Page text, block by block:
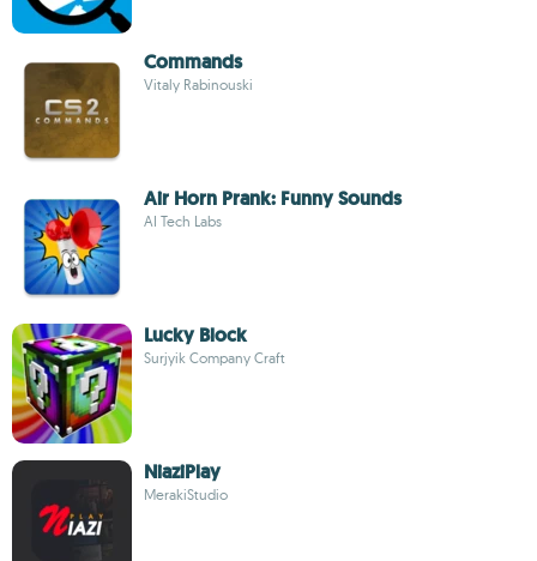
Commands
Vitaly Rabinouski
Air Horn Prank: Funny Sounds
AI Tech Labs
Lucky Block
Surjyik Company Craft
NiaziPlay
MerakiStudio